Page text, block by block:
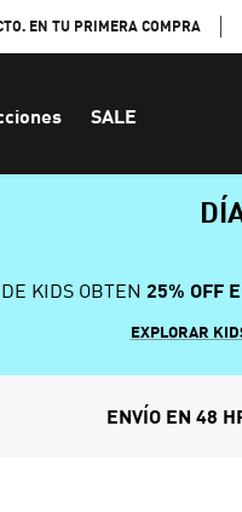
EN TU PRIMERA COMPRA
SALE
KIDS OBTEN 25% OFF
EXPLORAR
ENVÍO EN 48